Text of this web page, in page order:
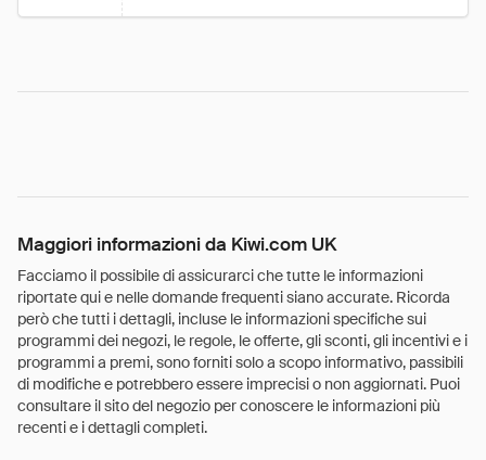
Maggiori informazioni da Kiwi.com UK
Facciamo il possibile di assicurarci che tutte le informazioni
riportate qui e nelle domande frequenti siano accurate. Ricorda
però che tutti i dettagli, incluse le informazioni specifiche sui
programmi dei negozi, le regole, le offerte, gli sconti, gli incentivi e i
programmi a premi, sono forniti solo a scopo informativo, passibili
di modifiche e potrebbero essere imprecisi o non aggiornati. Puoi
consultare il sito del negozio per conoscere le informazioni più
recenti e i dettagli completi.